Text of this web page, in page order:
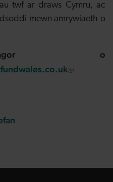
twf ar draws Cymru, ac
mewn amrywiaeth o
o